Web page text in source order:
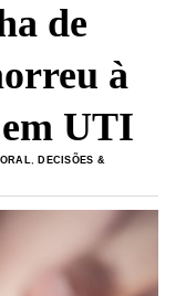
de
à
UTI
, DECISÕES &